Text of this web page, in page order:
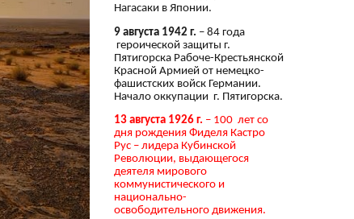
Нагасаки в Японии.
9 августа 1942 г. – 84 года
героической защиты г.
Пятигорска Рабоче-Крестьянской
Красной Армией от немецко-
фашистских войск Германии.
Начало оккупации г. Пятигорска.
13 августа 1926 г. – 100 лет со
дня рождения Фиделя Кастро
Рус – лидера Кубинской
Революции, выдающегося
деятеля мирового
коммунистического и
национально-
освободительного движения.